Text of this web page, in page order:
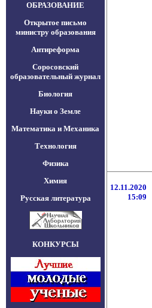
ОБРАЗОВАНИЕ
Открытое письмо
министру образования
Антиреформа
Соросовский
образовательный журнал
Биология
Науки о Земле
Математика и Механика
Технология
Физика
Химия
Русская литература
КОНКУРСЫ
12.11.2020
15:09